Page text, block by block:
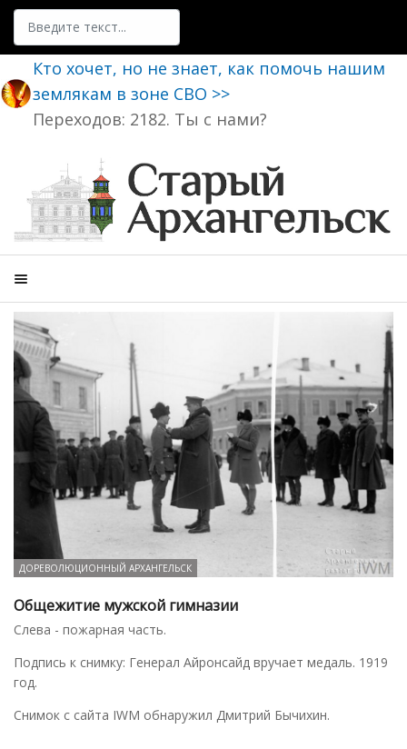
Поиск
Кто хочет, но не знает, как помочь нашим
землякам в зоне СВО >>
Переходов: 2182. Ты с нами?
ДОРЕВОЛЮЦИОННЫЙ АРХАНГЕЛЬСК
Общежитие мужской гимназии
Слева - пожарная часть.
Подпись к снимку: Генерал Айронсайд вручает медаль. 1919
год.
Снимок с сайта IWM обнаружил Дмитрий Бычихин.